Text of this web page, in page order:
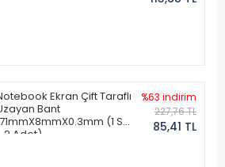
Ekran Çift Taraflı
Bant
(1 Set
- 2 Adet)
%63 indirim
227,76 TL
85,41 TL